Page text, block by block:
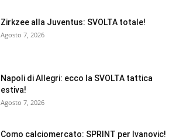
Zirkzee alla Juventus: SVOLTA totale!
Agosto 7, 2026
Napoli di Allegri: ecco la SVOLTA tattica
estiva!
Agosto 7, 2026
Como calciomercato: SPRINT per Ivanovic!